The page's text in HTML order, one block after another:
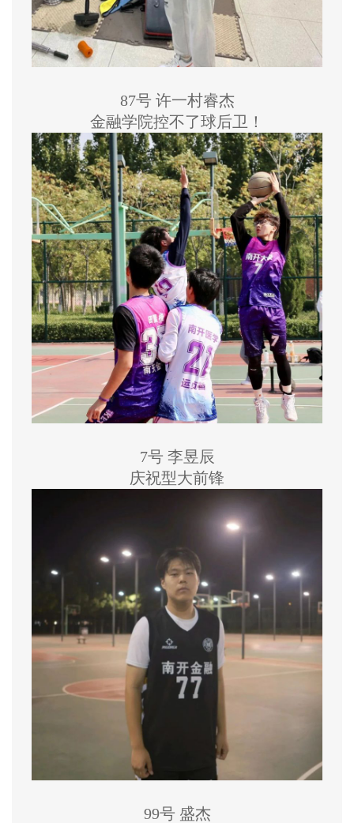
87号 许一村睿杰
金融学院控不了球后卫！
7号 李昱辰
庆祝型大前锋
99号 盛杰